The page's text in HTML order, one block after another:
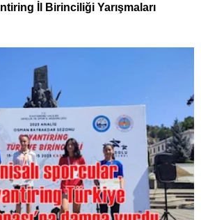
İl Birinciliği Yarışmaları